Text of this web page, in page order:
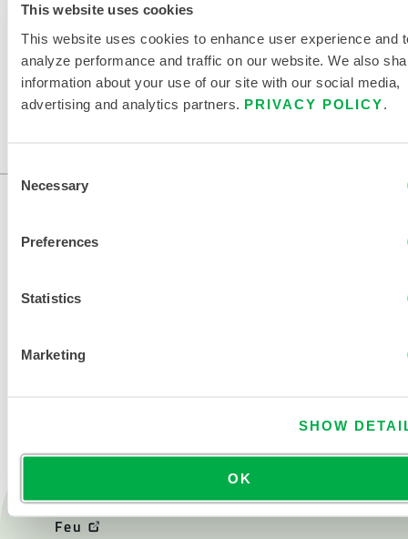
This website uses cookies
This website uses cookies to enhance user experience and
analyze performance and traffic on our website. We also
information about your use of our site with our social media,
advertising and analytics partners. PRIVACY POLICY
Selection
Necessary
Preferences
Statistics
Marketing
SHOW
OK
Disponible dans ces régions de vente : US, CANADA,
MEXIQUE.
Produits
Feu